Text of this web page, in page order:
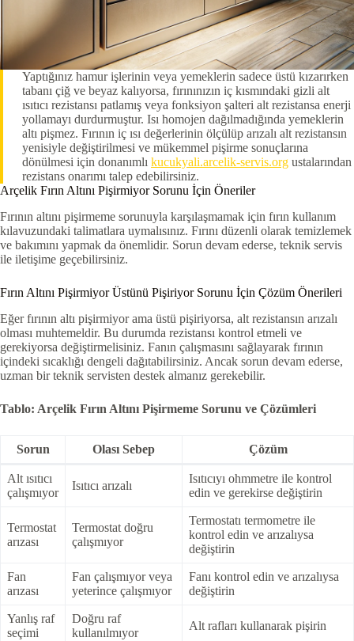
Yaptığınız hamur işlerinin veya yemeklerin sadece üstü kızarırken
tabanı çiğ ve beyaz kalıyorsa, fırınınızın iç kısmındaki gizli alt
ısıtıcı rezistansı patlamış veya fonksiyon şalteri alt rezistansa enerji
yollamayı durdurmuştur. Isı homojen dağılmadığında yemeklerin
altı pişmez. Fırının iç ısı değerlerinin ölçülüp arızalı alt rezistansın
yenisiyle değiştirilmesi ve mükemmel pişirme sonuçlarına
dönülmesi için donanımlı kucukyali.arcelik-servis.org ustalarından
rezistans onarımı talep edebilirsiniz.
Arçelik Fırın Altını Pişirmiyor Sorunu İçin Öneriler
Fırının altını pişirmeme sorunuyla karşılaşmamak için fırın kullanım
kılavuzundaki talimatlara uymalısınız. Fırını düzenli olarak temizlemek
ve bakımını yapmak da önemlidir. Sorun devam ederse, teknik servis
ile iletişime geçebilirsiniz.
Fırın Altını Pişirmiyor Üstünü Pişiriyor Sorunu İçin Çözüm Önerileri
Eğer fırının altı pişirmiyor ama üstü pişiriyorsa, alt rezistansın arızalı
olması muhtemeldir. Bu durumda rezistansı kontrol etmeli ve
gerekiyorsa değiştirmelisiniz. Fanın çalışmasını sağlayarak fırının
içindeki sıcaklığı dengeli dağıtabilirsiniz. Ancak sorun devam ederse,
uzman bir teknik servisten destek almanız gerekebilir.
Tablo: Arçelik Fırın Altını Pişirmeme Sorunu ve Çözümleri
Sorun Olası Sebep Çözüm
Alt ısıtıcı
çalışmıyor
Isıtıcı arızalı
Isıtıcıyı ohmmetre ile kontrol
edin ve gerekirse değiştirin
Termostat
arızası
Termostat doğru
çalışmıyor
Termostatı termometre ile
kontrol edin ve arızalıysa
değiştirin
Fan
arızası
Fan çalışmıyor veya
yeterince çalışmıyor
Fanı kontrol edin ve arızalıysa
değiştirin
Yanlış raf
seçimi
Doğru raf
kullanılmıyor
Alt rafları kullanarak pişirin